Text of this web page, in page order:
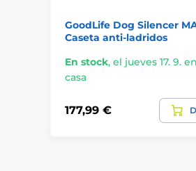
GoodLife Dog Silencer
Caseta anti-ladridos
En stock, el jueves 17. 9.
casa
177,99 €